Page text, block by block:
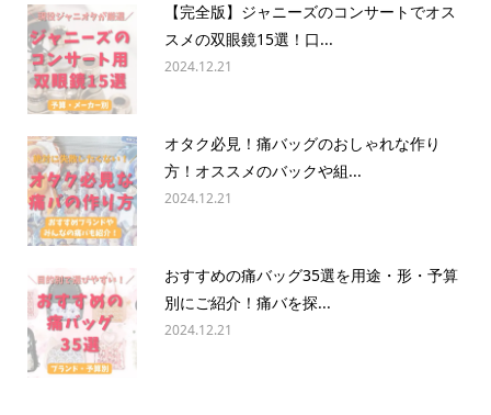
【完全版】ジャニーズのコンサートでオス
スメの双眼鏡15選！口...
2024.12.21
オタク必見！痛バッグのおしゃれな作り
方！オススメのバックや組...
2024.12.21
おすすめの痛バッグ35選を用途・形・予算
別にご紹介！痛バを探...
2024.12.21